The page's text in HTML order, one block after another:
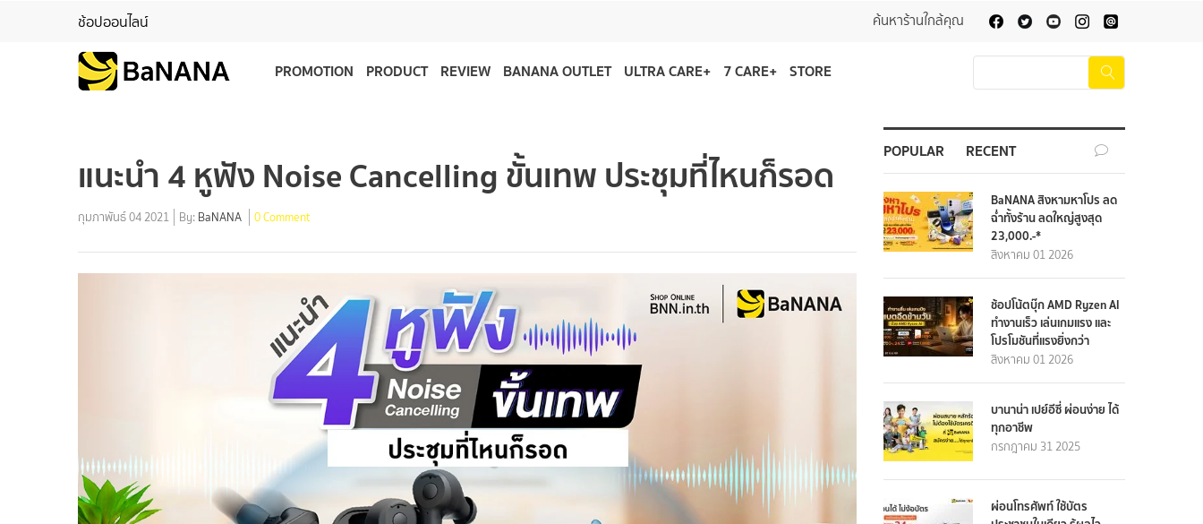
ช้อปออนไลน์ ค้นหาร้านใกล้คุณ
PROMOTION PRODUCT REVIEW BANANA OUTLET ULTRA CARE+ 7 CARE+ STORE
แนะนำ 4 หูฟัง Noise Cancelling ขั้นเทพ ประชุมที่ไหนก็รอด
กุมภาพันธ์ 04 2021 By: BaNANA 0 Comment
POPULAR RECENT
BaNANA สิงหามหาโปร ลด
ฉ่ำทั้งร้าน ลดใหญ่สูงสุด
23,000.-*
สิงหาคม 01 2026
ช้อปโน้ตบุ๊ก AMD Ryzen AI
ทำงานเร็ว เล่นเกมแรง และ
โปรโมชันที่แรงยิ่งกว่า
สิงหาคม 01 2026
บานาน่า เปย์อีซี่ ผ่อนง่าย ได้
ทุกอาชีพ
กรกฎาคม 31 2025
ผ่อนโทรศัพท์ ใช้บัตร